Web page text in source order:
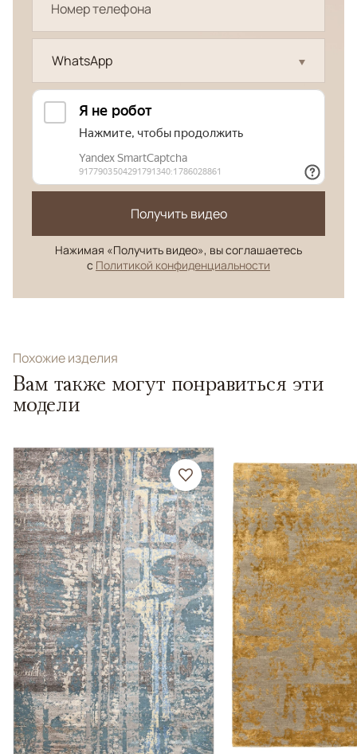
WhatsApp
Получить видео
Нажимая «Получить видео», вы соглашаетесь
с Политикой конфиденциальности
Похожие изделия
Вам также могут понравиться эти
модели